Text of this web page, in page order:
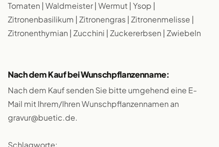
Tomaten | Waldmeister | Wermut | Ysop |
Zitronenbasilikum | Zitronengras | Zitronenmelisse |
Zitronenthymian | Zucchini | Zuckererbsen | Zwiebeln
Nach dem Kauf bei Wunschpflanzenname:
Nach dem Kauf senden Sie bitte umgehend eine E-
Mail mit Ihrem/Ihren Wunschpflanzennamen an
gravur@buetic.de.
Schlagworte: